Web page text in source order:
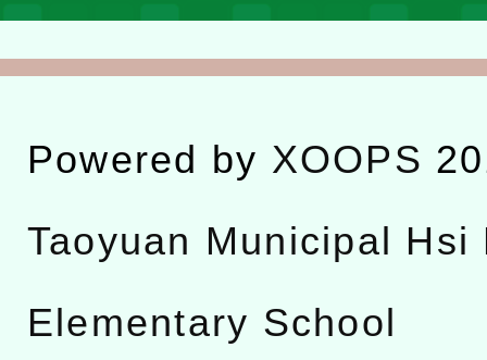
Powered by XOOPS
Taoyuan Municipal Hsi
Elementary School